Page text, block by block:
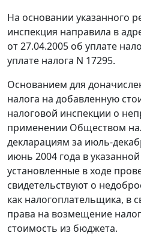
На основании указанного
инспекция направила в
от 27.04.2005 об уплате
уплате налога N 17295.
Основанием для
налога на добавленную
налоговой инспекции о
применении Обществом
декларациям за июль-
июнь 2004 года в
установленные в ходе
свидетельствуют о
как налогоплательщика, в
права на возмещение
стоимость из бюджета.